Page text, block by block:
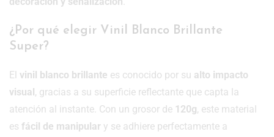
¿Por qué elegir Vinil Blanco Brillante
Super?
El vinil blanco brillante es conocido por su alto impacto
visual, gracias a su superficie reflectante que capta la
atención al instante. Con un grosor de 120g, este material
es fácil de manipular y se adhiere perfectamente a